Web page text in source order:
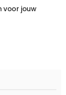
voor jouw